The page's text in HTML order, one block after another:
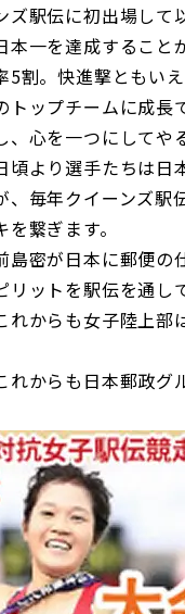
ズ駅伝に初出場して
本一を達成すること
5割。快進撃ともい
トップチームに成長
、心を一つにしてや
頃より選手たちは日
、毎年クイーンズ駅
を繋ぎます。
島密が日本に郵便の
リットを駅伝を通し
れからも女子陸上部
れからも日本郵政グ